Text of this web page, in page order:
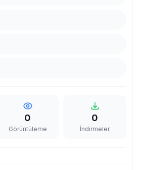
0
Görüntüleme
0
İndirmeler